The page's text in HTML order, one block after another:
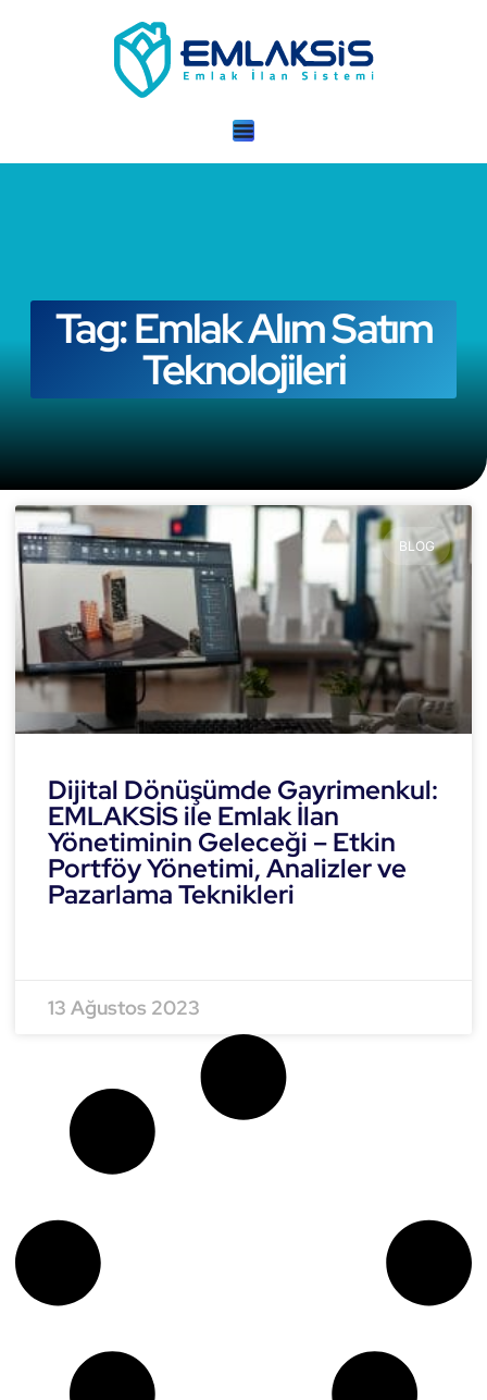
Tag: Emlak Alım Satım
Teknolojileri
BLOG
Dijital Dönüşümde Gayrimenkul:
EMLAKSİS ile Emlak İlan
Yönetiminin Geleceği – Etkin
Portföy Yönetimi, Analizler ve
Pazarlama Teknikleri
13 Ağustos 2023